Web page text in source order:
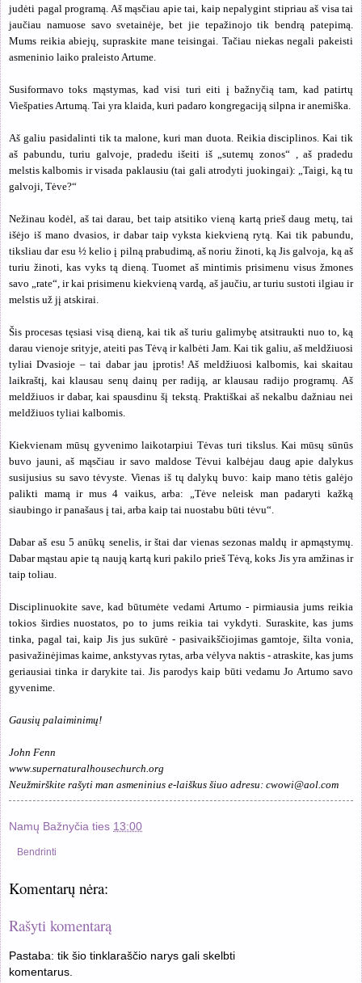
judėti pagal programą. Aš mąsčiau apie tai, kaip nepalygint stipriau aš visa tai
jaučiau namuose savo svetainėje, bet jie tepažinojo tik bendrą patepimą.
Mums reikia abiejų, supraskite mane teisingai. Tačiau niekas negali pakeisti
asmeninio laiko praleisto Artume.
Susiformavo toks mąstymas, kad visi turi eiti į bažnyčią tam, kad patirtų
Viešpaties Artumą. Tai yra klaida, kuri padaro kongregaciją silpna ir anemiška.
Aš galiu pasidalinti tik ta malone, kuri man duota. Reikia disciplinos. Kai tik
aš pabundu, turiu galvoje, pradedu išeiti iš „sutemų zonos“ , aš pradedu
melstis kalbomis ir visada paklausiu (tai gali atrodyti juokingai): „Taigi, ką tu
galvoji, Tėve?“
Nežinau kodėl, aš tai darau, bet taip atsitiko vieną kartą prieš daug metų, tai
išėjo iš mano dvasios, ir dabar taip vyksta kiekvieną rytą. Kai tik pabundu,
tiksliau dar esu ½ kelio į pilną prabudimą, aš noriu žinoti, ką Jis galvoja, ką aš
turiu žinoti, kas vyks tą dieną. Tuomet aš mintimis prisimenu visus žmones
savo „rate“, ir kai prisimenu kiekvieną vardą, aš jaučiu, ar turiu sustoti ilgiau ir
melstis už jį atskirai.
Šis procesas tęsiasi visą dieną, kai tik aš turiu galimybę atsitraukti nuo to, ką
darau vienoje srityje, ateiti pas Tėvą ir kalbėti Jam. Kai tik galiu, aš meldžiuosi
tyliai Dvasioje – tai dabar jau įprotis! Aš meldžiuosi kalbomis, kai skaitau
laikraštį, kai klausau senų dainų per radiją, ar klausau radijo programų. Aš
meldžiuos ir dabar, kai spausdinu šį tekstą. Praktiškai aš nekalbu dažniau nei
meldžiuos tyliai kalbomis.
Kiekvienam mūsų gyvenimo laikotarpiui Tėvas turi tikslus. Kai mūsų sūnūs
buvo jauni, aš mąsčiau ir savo maldose Tėvui kalbėjau daug apie dalykus
susijusius su savo tėvyste. Vienas iš tų dalykų buvo: kaip mano tėtis galėjo
palikti mamą ir mus 4 vaikus, arba: „Tėve neleisk man padaryti kažką
siaubingo ir panašaus į tai, arba kaip tai nuostabu būti tėvu“.
Dabar aš esu 5 anūkų senelis, ir štai dar vienas sezonas maldų ir apmąstymų.
Dabar mąstau apie tą naują kartą kuri pakilo prieš Tėvą, koks Jis yra amžinas ir
taip toliau.
Disciplinuokite save, kad būtumėte vedami Artumo - pirmiausia jums reikia
tokios širdies nuostatos, po to jums reikia tai vykdyti. Suraskite, kas jums
tinka, pagal tai, kaip Jis jus sukūrė - pasivaikščiojimas gamtoje, šilta vonia,
pasivažinėjimas kaime, ankstyvas rytas, arba vėlyva naktis - atraskite, kas jums
geriausiai tinka ir darykite tai. Jis parodys kaip būti vedamu Jo Artumo savo
gyvenime.
Gausių palaiminimų!
John Fenn
www.supernaturalhousechurch.org
Neužmirškite rašyti man asmeninius e-laiškus šiuo adresu: cwowi@aol.com
Namų Bažnyčia ties 13:00
Bendrinti
Komentarų nėra:
Rašyti komentarą
Pastaba: tik šio tinklaraščio narys gali skelbti
komentarus.